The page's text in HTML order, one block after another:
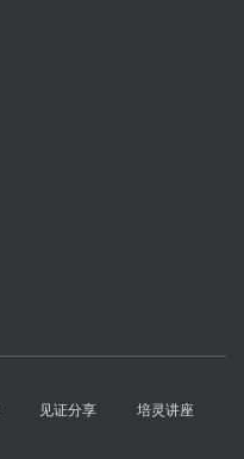
见证分享 培灵讲座